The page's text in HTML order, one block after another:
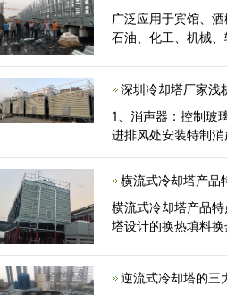
广泛应用于宾馆、
石油、化工、机械
深圳冷却塔厂家浅
1、消声器：控制玻
进排风处安装特制
横流式冷却塔产品
横流式冷却塔产品
塔设计的换热填料
逆流式冷却塔的三